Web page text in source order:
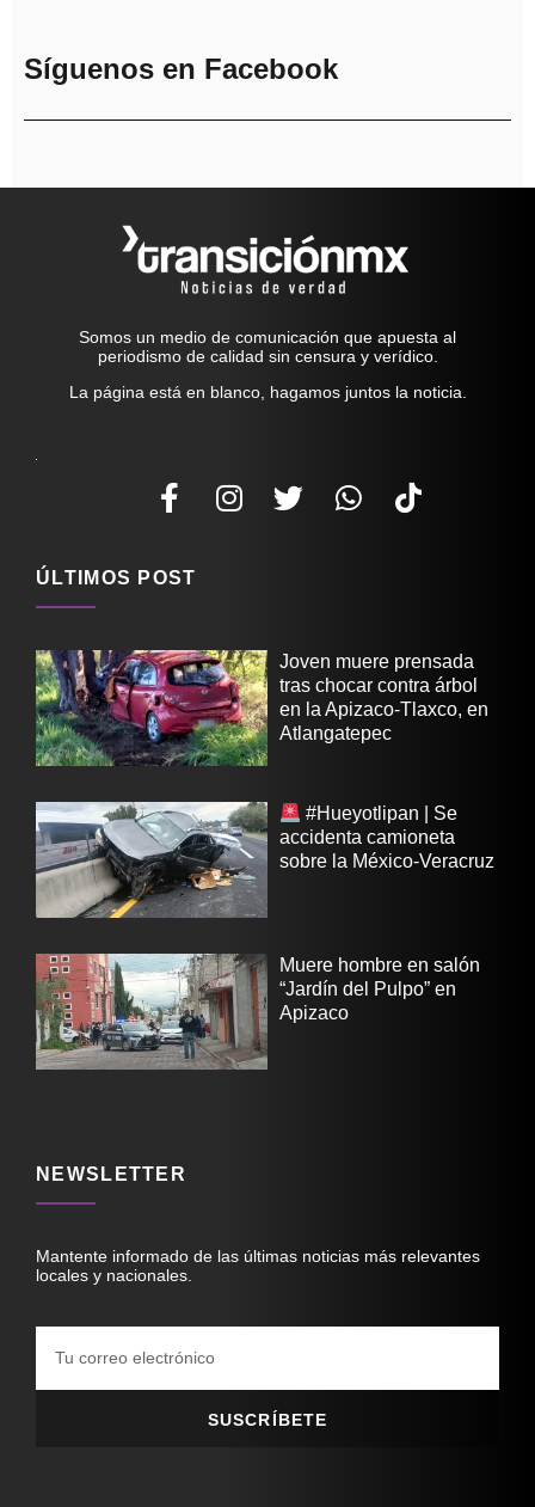
Síguenos en Facebook
Somos un medio de comunicación que apuesta al
periodismo de calidad sin censura y verídico.
La página está en blanco, hagamos juntos la noticia.
ÚLTIMOS POST
Joven muere prensada
tras chocar contra árbol
en la Apizaco-Tlaxco, en
Atlangatepec
#Hueyotlipan | Se
accidenta camioneta
sobre la México-Veracruz
Muere hombre en salón
“Jardín del Pulpo” en
Apizaco
NEWSLETTER
Mantente informado de las últimas noticias más relevantes
locales y nacionales.
SUSCRÍBETE